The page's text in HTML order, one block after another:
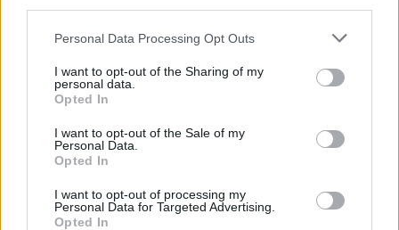
Personal Data Processing Opt Outs
I want to opt-out of the Sharing of my
personal data.
Opted In
I want to opt-out of the Sale of my
Personal Data.
Opted In
I want to opt-out of processing my
Personal Data for Targeted Advertising.
Opted In
Ακολουθήστε το E-Radio.gr στο
Google News
Εσύ μπήκες στο E-Daily.gr; Τα νέα της ημέρας
και ότι σου κάνει κλικ!
Ακολουθήστε το E-Radio.gr και στο Instagram
ΔΙΑΦΗΜΙΣΗ